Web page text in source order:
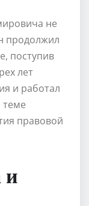
не
продолжил
поступив
лет
и работал
теме
правовой
и